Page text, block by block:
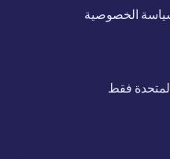
الخصوصية